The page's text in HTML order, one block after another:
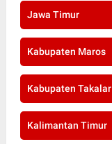
Jawa Timur
Kabupaten Maros
Kabupaten Takalar
Kalimantan Timur